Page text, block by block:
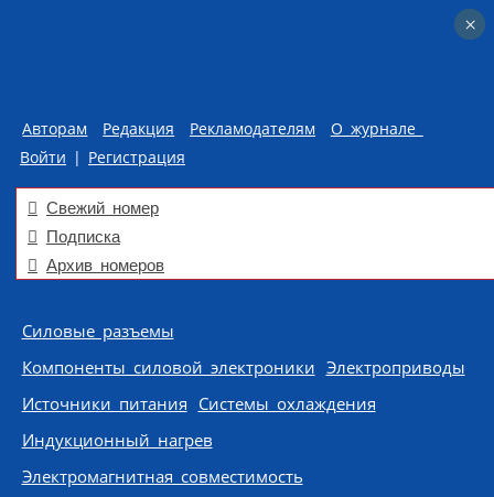
Авторам Редакция Рекламодателям
О журнале
Войти | Регистрация
Свежий номер
Подписка
Архив номеров
Skip to content
Силовые разъемы
Компоненты силовой электроники Электроприводы
Источники питания Системы охлаждения
Индукционный нагрев
Электромагнитная совместимость
×
×